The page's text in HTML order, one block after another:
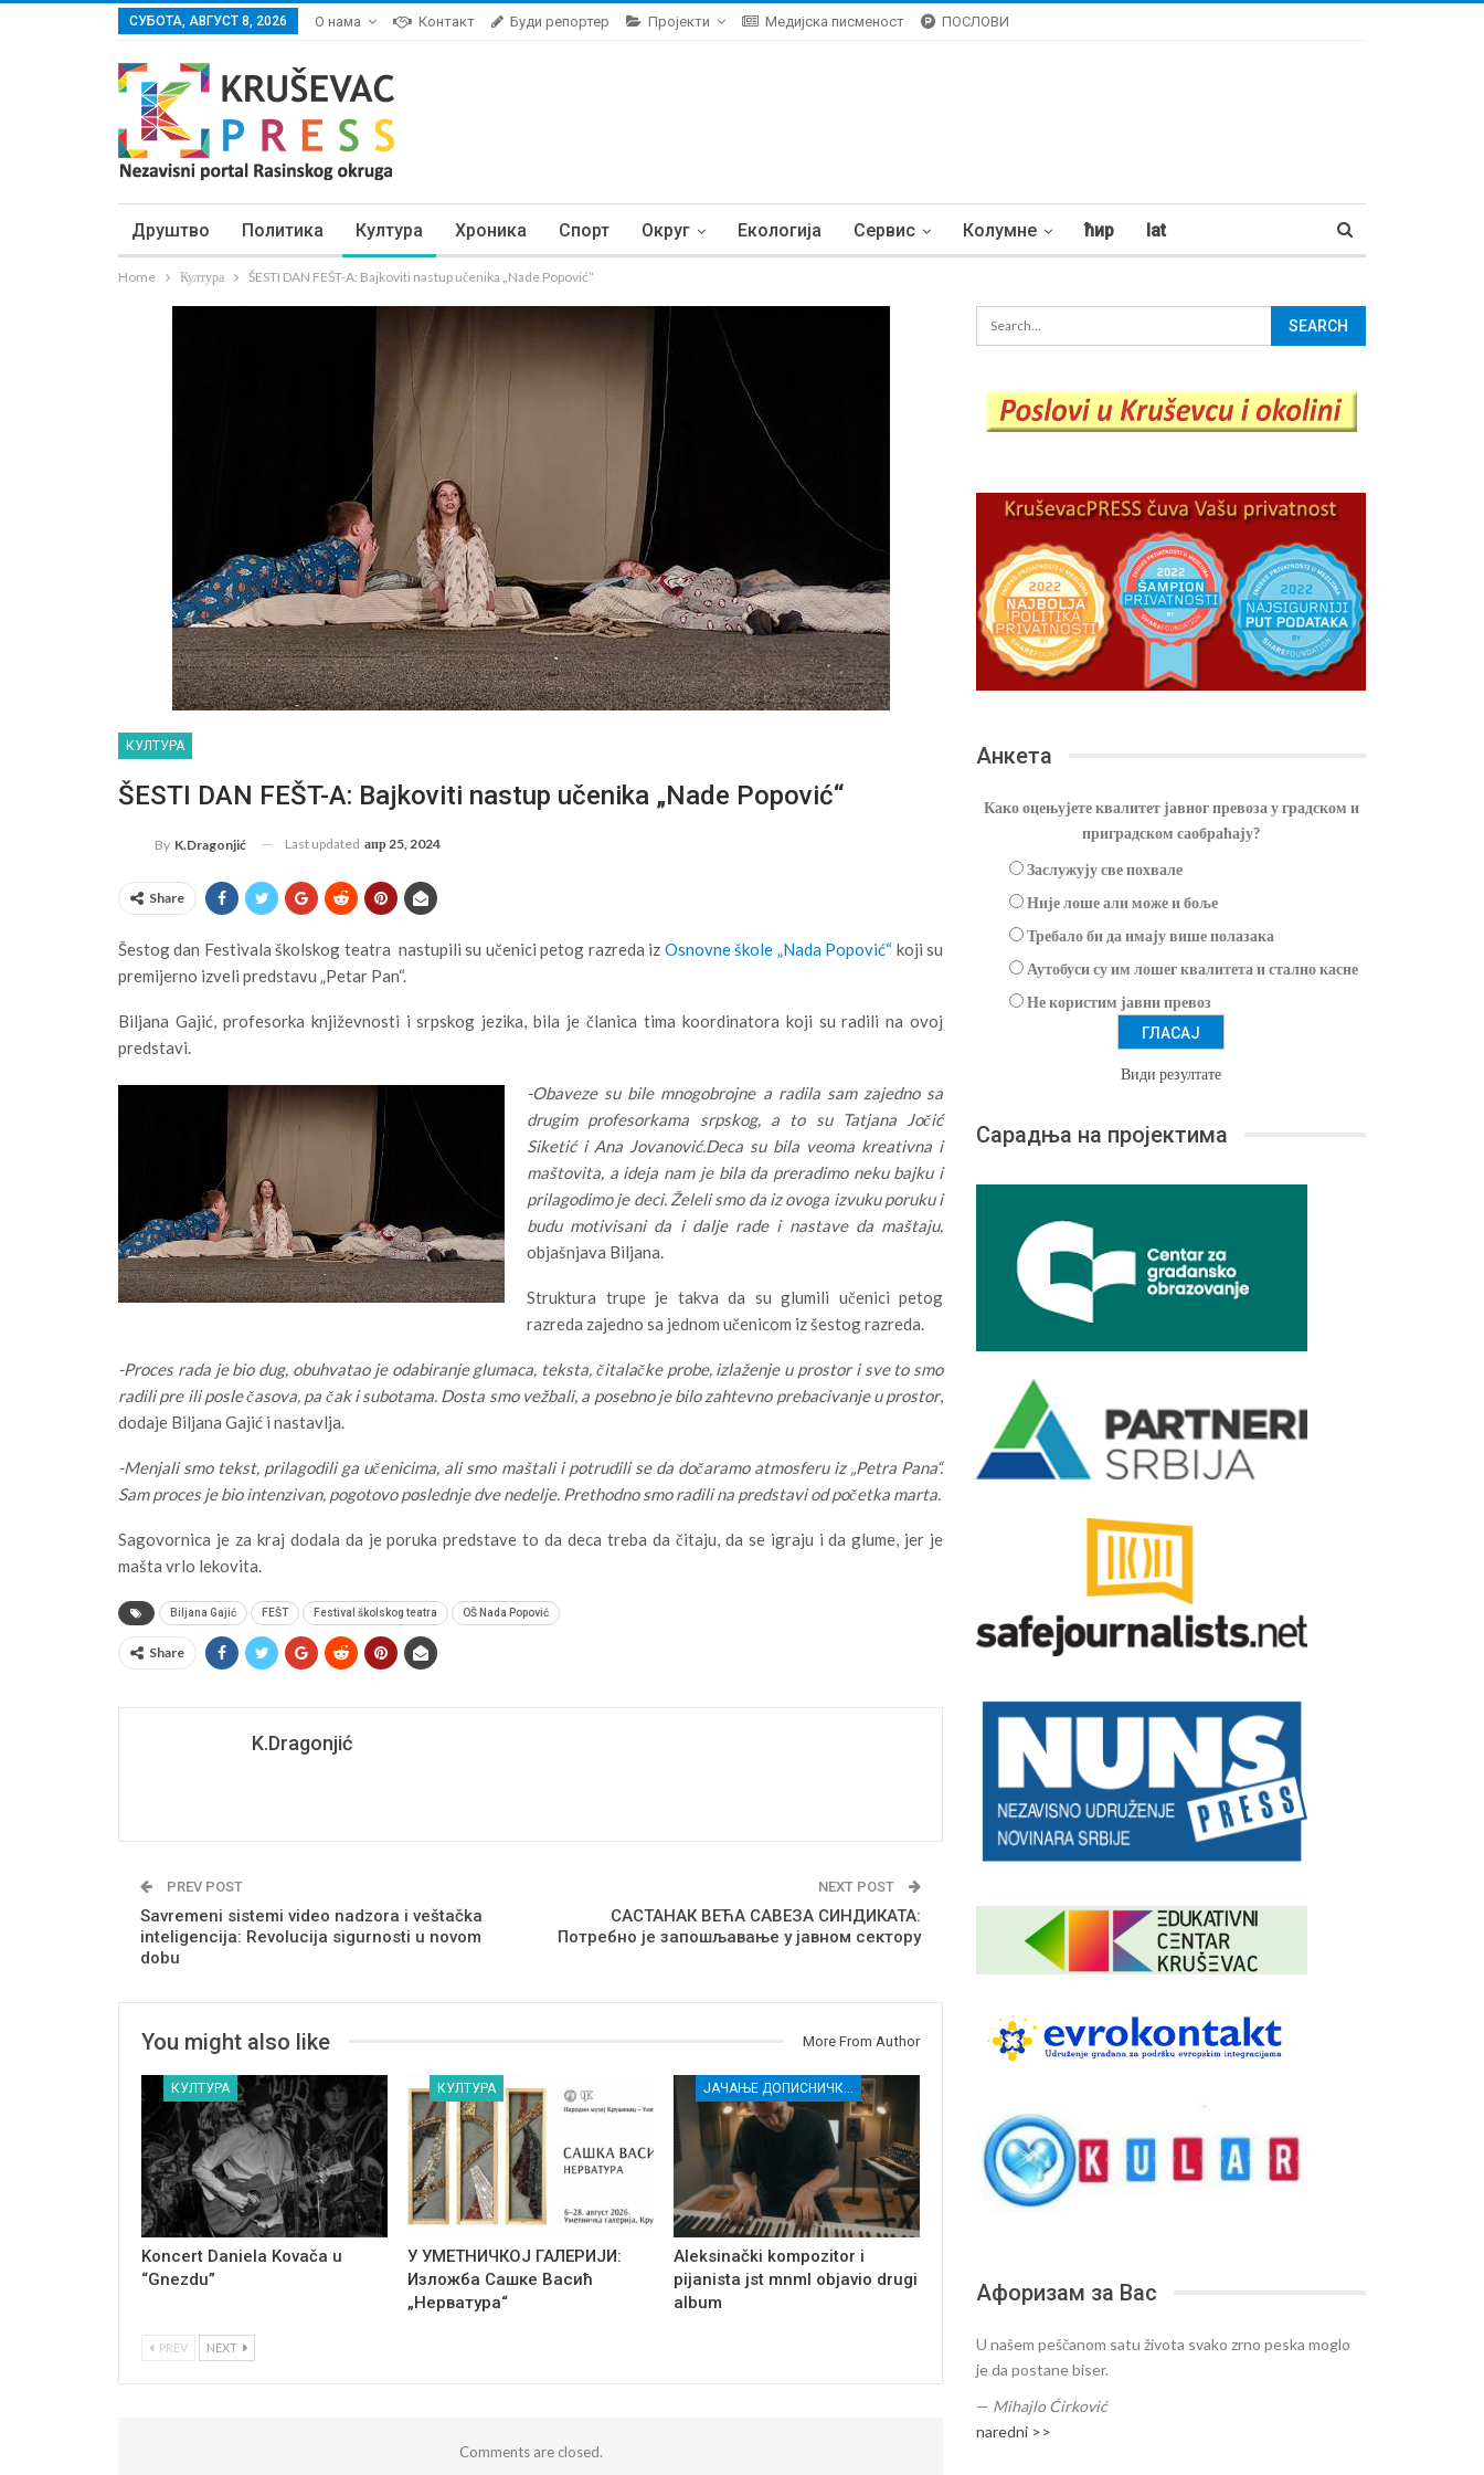
СУБОТА, АВГУСТ 8, 2026 О нама Контакт Буди репортер Пројекти Медијска писменост ПОСЛОВИ
Друштво Политика Култура Хроника Спорт Округ Екологија Сервис Колумне ћир lat
Home Култура ŠESTI DAN FEŠT-A: Bajkoviti nastup učenika „Nade Popović“
КУЛТУРА
ŠESTI DAN FEŠT-A: Bajkoviti nastup učenika „Nade Popović“
By K.Dragonjić Last updated апр 25, 2024
Share
Šestog dan Festivala školskog teatra nastupili su učenici petog razreda iz Osnovne škole „Nada Popović“ koji su
premijerno izveli predstavu „Petar Pan“.
Biljana Gajić, profesorka književnosti i srpskog jezika, bila je članica tima koordinatora koji su radili na ovoj
predstavi.
-Obaveze su bile mnogobrojne a radila sam zajedno sa
drugim profesorkama srpskog, a to su Tatjana Jočić
Siketić i Ana Jovanović.Deca su bila veoma kreativna i
maštovita, a ideja nam je bila da preradimo neku bajku i
prilagodimo je deci. Želeli smo da iz ovoga izvuku poruku i
budu motivisani da i dalje rade i nastave da maštaju,
objašnjava Biljana.
Struktura trupe je takva da su glumili učenici petog
razreda zajedno sa jednom učenicom iz šestog razreda.
-Proces rada je bio dug, obuhvatao je odabiranje glumaca, teksta, čitalačke probe, izlaženje u prostor i sve to smo
radili pre ili posle časova, pa čak i subotama. Dosta smo vežbali, a posebno je bilo zahtevno prebacivanje u prostor,
dodaje Biljana Gajić i nastavlja.
-Menjali smo tekst, prilagodili ga učenicima, ali smo maštali i potrudili se da dočaramo atmosferu iz „Petra Pana“.
Sam proces je bio intenzivan, pogotovo poslednje dve nedelje. Prethodno smo radili na predstavi od početka marta.
Sagovornica je za kraj dodala da je poruka predstave to da deca treba da čitaju, da se igraju i da glume, jer je
mašta vrlo lekovita.
Biljana Gajić FEŠT Festival školskog teatra OŠ Nada Popović
Share
K.Dragonjić
PREV POST
Savremeni sistemi video nadzora i veštačka
inteligencija: Revolucija sigurnosti u novom
dobu
NEXT POST
САСТАНАК ВЕЋА САВЕЗА СИНДИКАТА:
Потребно је запошљавање у јавном сектору
You might also like More From Author
КУЛТУРА
Koncert Daniela Kovača u
“Gnezdu”
КУЛТУРА
У УМЕТНИЧКОЈ ГАЛЕРИЈИ:
Изложба Сашке Васић
„Нерватура“
ЈАЧАЊЕ ДОПИСНИЧКЕ МРЕЖЕ НЕЗАВИСНИХ МЕДИЈА У РАСИНСКОМ ОКРУГУ
Aleksinački kompozitor i
pijanista jst mnml objavio drugi
album
PREV NEXT
Comments are closed.
Анкета
Како оцењујете квалитет јавног превоза у градском и
приградском саобраћају?
Заслужују све похвале
Није лоше али може и боље
Требало би да имају више полазака
Аутобуси су им лошег квалитета и стално касне
Не користим јавни превоз
Види резултате
Сарадња на пројектима
Афоризам за Вас
U našem peščanom satu života svako zrno peska moglo
je da postane biser.
— Mihajlo Ćirković
naredni >>